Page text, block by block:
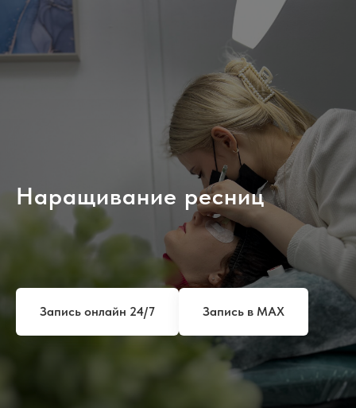
Наращивание ресниц
Запись онлайн 24/7 Запись в MAX